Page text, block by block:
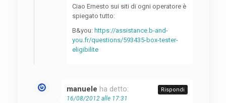
Ciao Ernesto sui siti di ogni operatore è
spiegato tutto:
B&you: https://assistance.b-and-
you.fr/questions/593435-box-tester-
eligibilite
manuele ha detto:
16/08/2012 alle 17:31
Rispondi